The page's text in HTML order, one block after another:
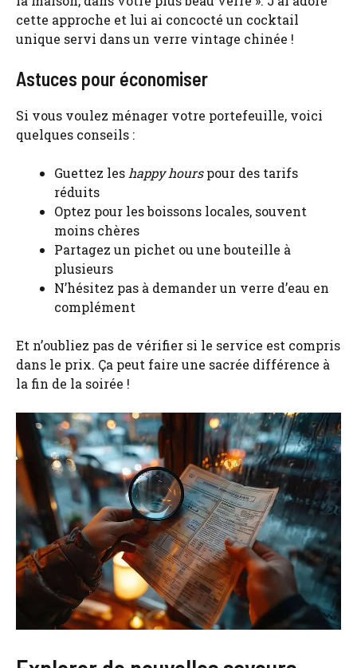
cette approche et lui ai concocté un cocktail
unique servi dans un verre vintage chinée !
Astuces pour économiser
Si vous voulez ménager votre portefeuille, voici
quelques conseils :
Guettez leshappy hourspour des tarifs
réduits
Optez pour les boissons locales, souvent
moins chères
Partagez un pichet ou une bouteille à
plusieurs
N’hésitez pas à demander un verre d’eau en
complément
Et n’oubliez pas de vérifier si le service est compris
dans le prix. Ça peut faire une sacrée différence à
la fin de la soirée !